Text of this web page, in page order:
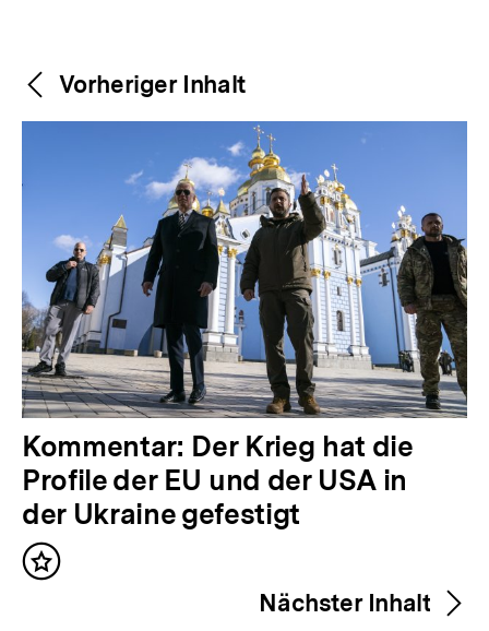
Weitere
Inhalte
Content-
Navigation
Vorheriger Inhalt
V
o
r
h
e
Kommentar: Der Krieg hat die
Profile der EU und der USA in
der Ukraine gefestigt
Inhalt
Nächster Inhalt